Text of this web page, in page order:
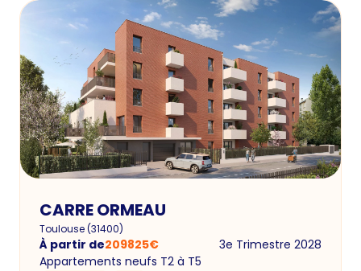
CARRE ORMEAU
Toulouse(31400)
À partir de209825€
3e Trimestre 2028
Appartements neufs T2 à T5